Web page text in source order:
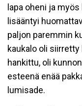
lapa oheni ja
lisääntyi
paljon paremmin
kaukalo oli
hankittu, oli
esteenä enää
lumisade.